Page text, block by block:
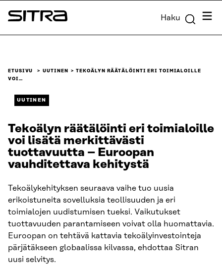
Siirry
suoraan
Sitra Haku
ETUSIVU UUTINEN
TEKOÄLYN RÄÄTÄLÖINTI ERI TOIMIALOILLE
VOI…
UUTINEN
Tekoälyn räätälöinti eri toimialoille
voi lisätä merkittävästi
tuottavuutta – Euroopan
vauhditettava kehitystä
Tekoälykehityksen seuraava vaihe tuo uusia
erikoistuneita sovelluksia teollisuuden ja eri
toimialojen uudistumisen tueksi. Vaikutukset
tuottavuuden parantamiseen voivat olla huomattavia.
Euroopan on tehtävä kattavia tekoälyinvestointeja
pärjätäkseen globaalissa kilvassa, ehdottaa Sitran
uusi selvitys.